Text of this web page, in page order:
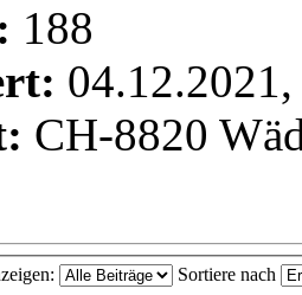
188
CH-8820
Sortiere nach